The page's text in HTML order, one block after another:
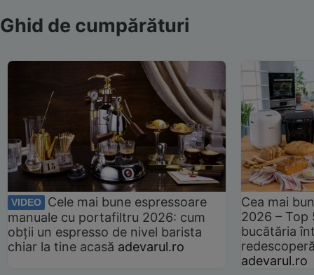
Ghid de cumpărături
VIDEO
Cele mai bune espressoare
manuale cu portafiltru 2026: cum
obții un espresso de nivel barista
chiar la tine acasă adevarul.ro
Cea mai
2026 –
bucătăria
adevarul.ro